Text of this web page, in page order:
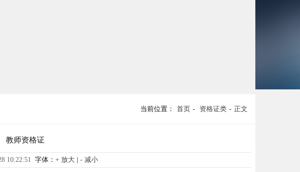
当前位置： 首页 - 资格证类 - 正文
教师资格证
10:22:51 字体： + 放大 - 减小